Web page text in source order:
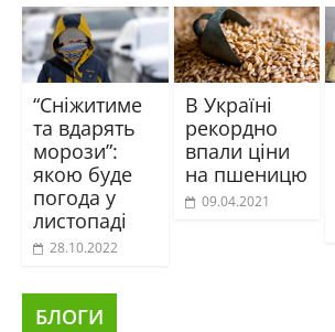
“Сніжитиме
та вдарять
морози”:
якою буде
погода у
листопаді
28.10.2022
В Україні
рекордно
впали ціни
на пшеницю
09.04.2021
БЛОГИ